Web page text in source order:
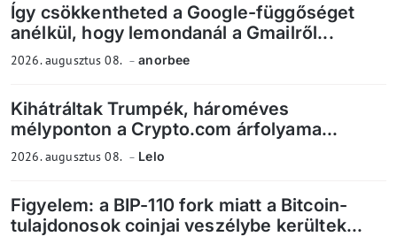
Így csökkentheted a Google-függőséget
anélkül, hogy lemondanál a Gmailről...
2026. augusztus 08. anorbee
Kihátráltak Trumpék, hároméves
mélyponton a Crypto.com árfolyama...
2026. augusztus 08. Lelo
Figyelem: a BIP-110 fork miatt a Bitcoin-
tulajdonosok coinjai veszélybe kerültek...